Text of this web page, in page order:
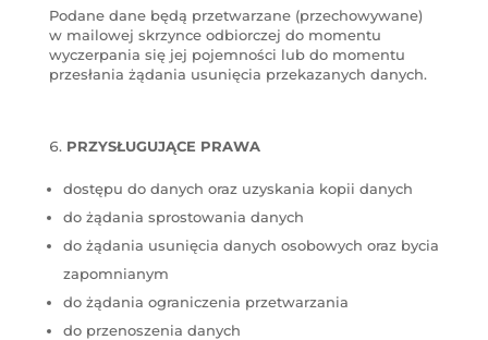
Podane dane będą przetwarzane (przechowywane)
w mailowej skrzynce odbiorczej do momentu
wyczerpania się jej pojemności lub do momentu
przesłania żądania usunięcia przekazanych danych.
PRZYSŁUGUJĄCE PRAWA
dostępu do danych oraz uzyskania kopii danych
do żądania sprostowania danych
do żądania usunięcia danych osobowych oraz bycia
zapomnianym
do żądania ograniczenia przetwarzania
do przenoszenia danych